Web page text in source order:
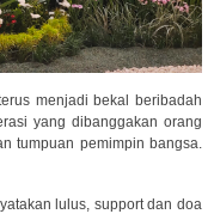
menjadi bekal beribadah
yang dibanggakan orang
tumpuan pemimpin bangsa.
lulus, support dan doa